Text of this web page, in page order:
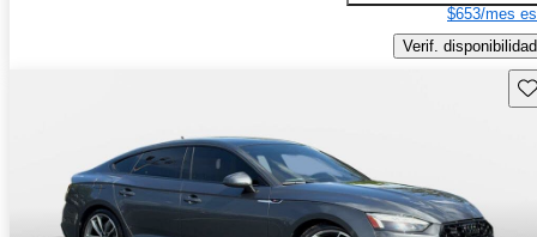
$653/mes
Verif. disponibilidad